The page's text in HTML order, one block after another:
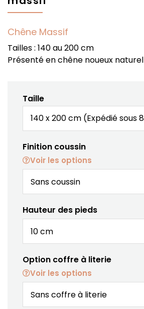
Chêne Massif
Tailles : 140 au 200 cm
Présenté en chêne noueux naturel
Taille
Finition coussin
Voir les options
Hauteur des pieds
Option coffre à literie
Voir les options